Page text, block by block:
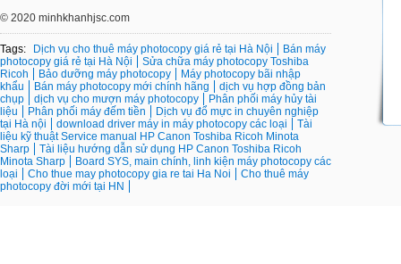
© 2020 minhkhanhjsc.com
Tags: Dịch vụ cho thuê máy photocopy giá rẻ tại Hà Nội
Bán máy
photocopy giá rẻ tại Hà Nội
Sửa chữa máy photocopy Toshiba
Ricoh
Bảo dưỡng máy photocopy
Máy photocopy bãi nhập
khẩu
Bán máy photocopy mới chính hãng
dịch vụ hợp đồng bản
chụp
dịch vụ cho mượn máy photocopy
Phân phối máy hủy tài
liệu
Phân phối máy đếm tiền
Dịch vụ đổ mực in chuyên nghiệp
tại Hà nội
download driver máy in máy photocopy các loại
Tài
liệu kỹ thuật Service manual HP Canon Toshiba Ricoh Minota
Sharp
Tài liệu hướng dẫn sử dụng HP Canon Toshiba Ricoh
Minota Sharp
Board SYS, main chính, linh kiện máy photocopy các
loại
Cho thue may photocopy gia re tai Ha Noi
Cho thuê máy
photocopy đời mới tại HN